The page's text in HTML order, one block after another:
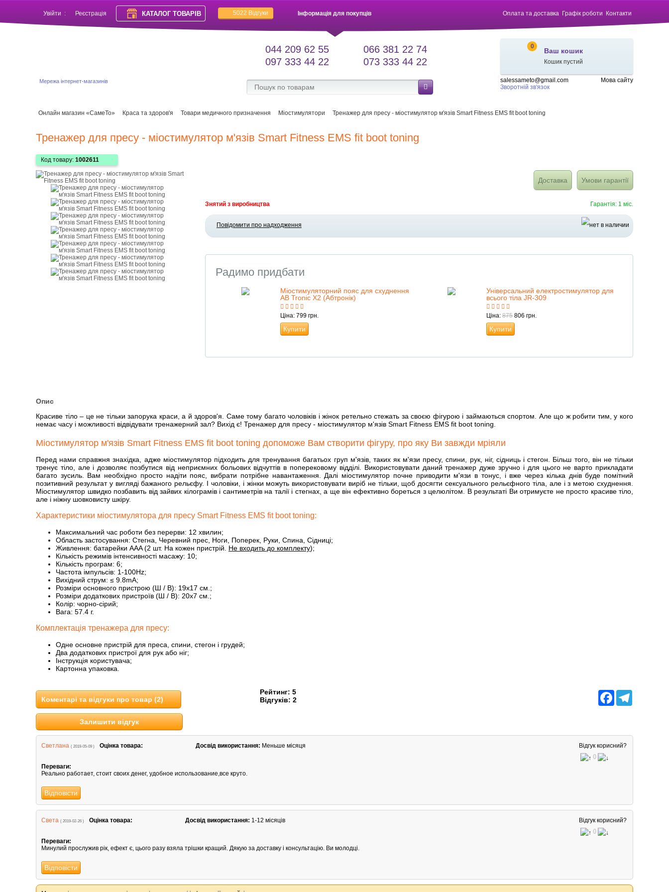
Увійти : Реєстрація КАТАЛОГ ТОВАРІВ 5022 Відгуки Оплата та доставка Графік роботи Контакти
Інформація для покупців
Мережа інтернет-магазинів
0
Ваш кошик
Кошик пустий
salessameto@gmail.com
Зворотній зв'язок
Мова сайту
044 209 62 55
097 333 44 22
066 381 22 74
073 333 44 22
Онлайн магазин «СамеТо» Краса та здоров'я Товари медичного призначення Міостимулятори Тренажер для пресу - міостимулятор м'язів Smart Fitness EMS fit boot toning
Тренажер для пресу - міостимулятор м'язів Smart Fitness EMS fit boot toning
Код товару: 1002611
Доставка Умови гарантії
Знятий з виробництва Гарантія: 1 міс.
Повідомити про надходження
Радимо придбати
Міостимуляторний пояс для схуднення
AB Tronic X2 (Абтронік)
Ціна: 799 грн.
Купити
Універсальний електростимулятор для
всього тіла JR-309
Ціна: 875 806 грн.
Купити
Опис
Красиве тіло – це не тільки запорука краси, а й здоров'я. Саме тому багато чоловіків і жінок ретельно стежать за своєю фігурою і займаються спортом. Але що ж робити тим, у кого
немає часу і можливості відвідувати тренажерний зал? Вихід є! Тренажер для пресу - міостимулятор м'язів Smart Fitness EMS fit boot toning.
Міостимулятор м'язів Smart Fitness EMS fit boot toning допоможе Вам створити фігуру, про яку Ви завжди мріяли
Перед нами справжня знахідка, адже міостимулятор підходить для тренування багатьох груп м'язів, таких як м'язи пресу, спини, рук, ніг, сідниць і стегон. Більш того, він не тільки
тренує тіло, але і дозволяє позбутися від неприємних больових відчуттів в поперековому відділі. Використовувати даний тренажер дуже зручно і для цього не варто прикладати
багато зусиль. Вам необхідно просто надіти пояс, вибрати потрібне навантаження. Далі міостимулятор почне приводити м'язи в тонус, і вже через кілька днів буде помітний
позитивний результат у вигляді бажаного рельєфу. І чоловіки, і жінки можуть використовувати виріб не тільки, щоб досягти сексуального рельєфного тіла, але і з метою схуднення.
Міостимулятор швидко позбавить від зайвих кілограмів і сантиметрів на талії і стегнах, а ще він ефективно бореться з целюлітом. В результаті Ви отримуєте не просто красиве тіло,
але і ніжну шовковисту шкіру.
Характеристики міостимулятора для пресу Smart Fitness EMS fit boot toning:
Максимальний час роботи без перерви: 12 хвилин;
Область застосування: Стегна, Черевний прес, Ноги, Поперек, Руки, Спина, Сідниці;
Живлення: батарейки AAA (2 шт. На кожен пристрій. Не входить до комплекту);
Кількість режимів інтенсивності масажу: 10;
Кількість програм: 6;
Частота імпульсів: 1-100Hz;
Вихідний струм: ≤ 9.8mА;
Розміри основного пристрою (Ш / В): 19x17 см.;
Розміри додаткових пристроїв (Ш / В): 20x7 см.;
Колір: чорно-сірий;
Вага: 57.4 г.
Комплектація тренажера для пресу:
Одне основне пристрій для преса, спини, стегон і грудей;
Два додаткових пристрої для рук або ніг;
Інструкція користувача;
Картонна упаковка.
Facebook
Коментарі та відгуки про товар (2)
Рейтинг: 5
Відгуків: 2
Залишити відгук
Светлана ( 2019-05-09 ) Оцінка товара: Досвід використання: Меньше місяця Відгук корисний?
0
Переваги:
Реально работает, стоит своих денег, удобное использование,все круто.
Відповісти
Света ( 2019-02-26 ) Оцінка товара: Досвід використання: 1-12 місяців Відгук корисний?
0
Переваги:
Минулий прослужив рік, ефект є, цього разу взяла трішки кращий. Дякую за доставку і консультацію. Ви молодці.
Відповісти